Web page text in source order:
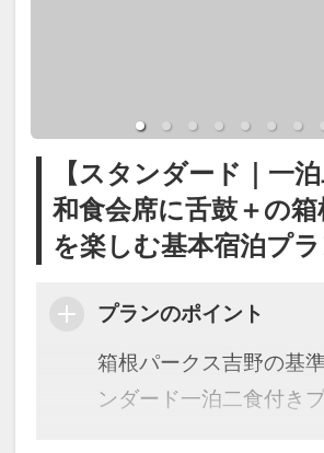
●ご同伴のお子様(小学
就学児～3歳)･乳児(2-0
しゃる場合、ご年齢を
い｡2-0歳添寝の方無料
めず備考欄に年齢と人
名)をお願いします
展望露天風呂では箱根
ながら、ご滞在中何度
楽しみいただけます。
部屋でも同成分の温泉
です。
※夕食は3泊目までは異
立。4泊目は初日と同じ
ます。
※仕入れ状況により内
※6月中旬以降は夏献
す。
【スタンダード｜一
和食会席に舌鼓＋の
を楽しむ基本宿泊プ
プランのポイント
箱根パークス吉野の基
ンダード一泊二食付き